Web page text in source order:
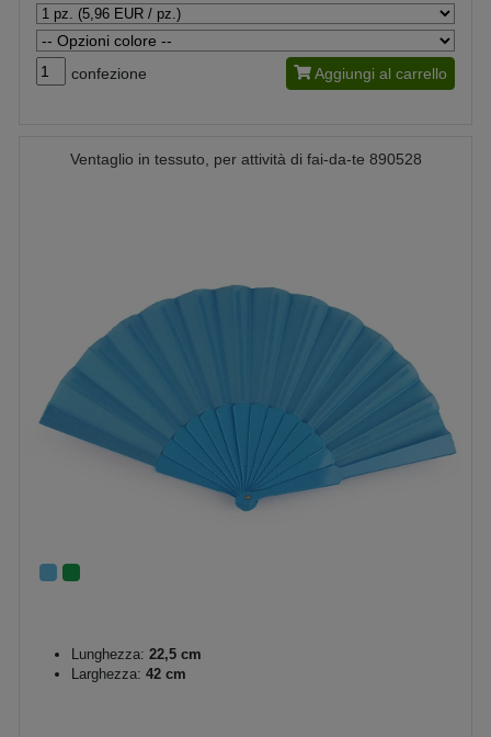
confezione Aggiungi al carrello
Ventaglio in tessuto, per attività di fai-da-te 890528
Lunghezza: 22,5 cm
Larghezza: 42 cm